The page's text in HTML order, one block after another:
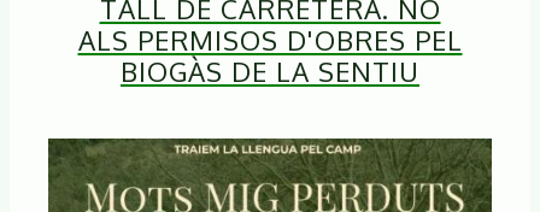
TALL DE CARRETERA. NO
ALS PERMISOS D'OBRES PEL
BIOGÀS DE LA SENTIU